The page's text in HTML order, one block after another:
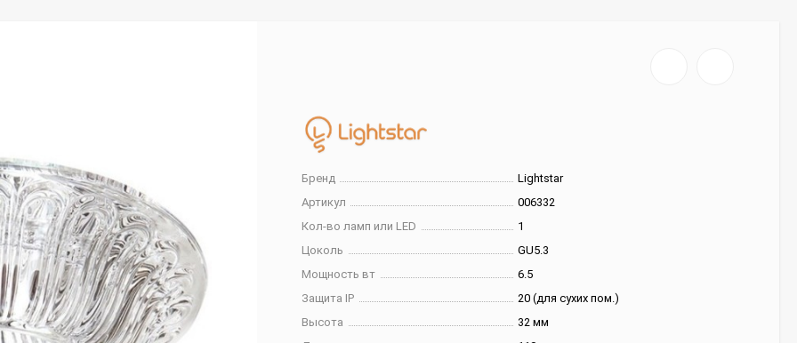
Бренд
Lightstar
Артикул
006332
Кол-во ламп или LED
1
Цоколь
GU5.3
Мощность вт
6.5
Защита IP
20 (для сухих пом.)
Высота
32 мм